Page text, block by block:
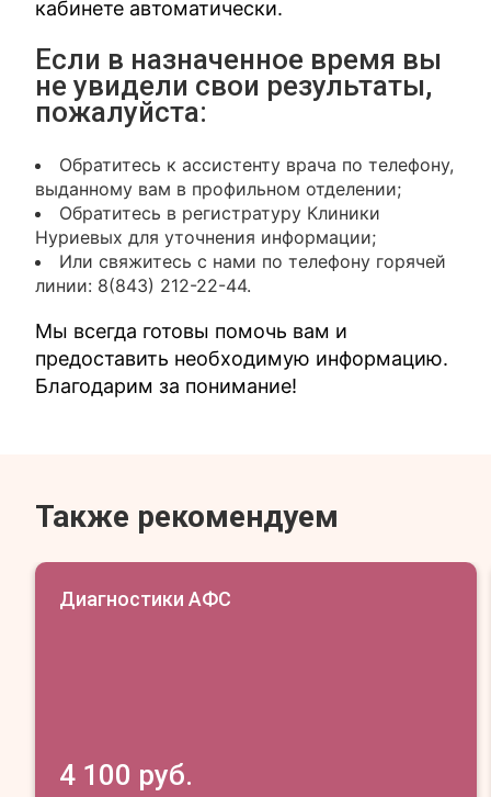
кабинете автоматически.
Если в назначенное время вы
не увидели свои результаты,
пожалуйста:
Обратитесь к ассистенту врача по телефону,
выданному вам в профильном отделении;
Обратитесь в регистратуру Клиники
Нуриевых для уточнения информации;
Или свяжитесь с нами по телефону горячей
линии: 8(843) 212-22-44.
Мы всегда готовы помочь вам и
предоставить необходимую информацию.
Благодарим за понимание!
Также рекомендуем
Диагностики АФС
4 100 руб.